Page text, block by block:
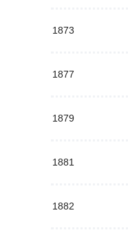
1873
1877
1879
1881
1882